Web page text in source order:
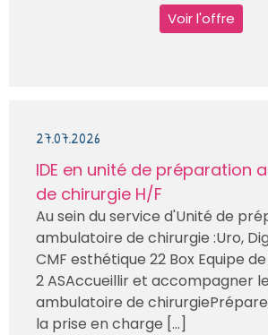
Voir l'offre
27.07.2026
IDE en unité de préparation
de chirurgie H/F
Au sein du service d'Unité de
ambulatoire de chirurgie :Uro,
CMF esthétique 22 Box Equipe
2 ASAccueillir et accompagner
ambulatoire de
la prise en charge [...]